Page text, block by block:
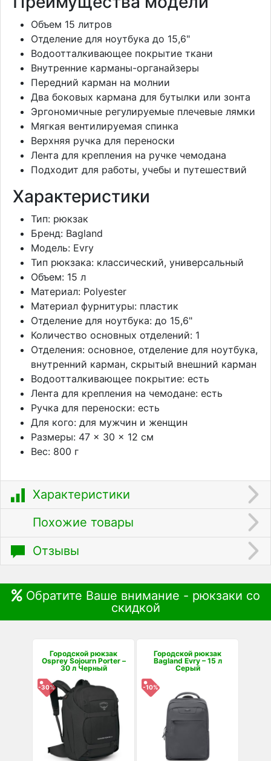
Объем 15 литров
Отделение для ноутбука до 15,6"
Водоотталкивающее покрытие ткани
Внутренние карманы-органайзеры
Передний карман на молнии
Два боковых кармана для бутылки или зонта
Эргономичные регулируемые плечевые лямки
Мягкая вентилируемая спинка
Верхняя ручка для переноски
Лента для крепления на ручке чемодана
Подходит для работы, учебы и путешествий
Характеристики
Тип: рюкзак
Бренд: Bagland
Модель: Evry
Тип рюкзака: классический, универсальный
Объем: 15 л
Материал: Polyester
Материал фурнитуры: пластик
Отделение для ноутбука: до 15,6"
Количество основных отделений: 1
Отделения: основное, отделение для ноутбука,
внутренний карман, скрытый внешний карман
Водоотталкивающее покрытие: есть
Лента для крепления на чемодане: есть
Ручка для переноски: есть
Для кого: для мужчин и женщин
Размеры: 47 × 30 × 12 см
Вес: 800 г
Характеристики
Похожие товары
Отзывы
Обратите Ваше внимание - рюкзаки со
скидкой
Городской рюкзак
Osprey Sojourn Porter –
30 л Черный
-30%
Городской рюкзак
Bagland Evry – 15 л
Серый
-10%